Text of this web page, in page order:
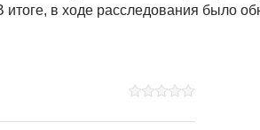
в ходе расследования было